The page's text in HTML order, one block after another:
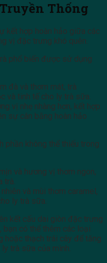
Thống
kết hợp hoàn hảo giữa các
vị đặc trưng khó quên.
phổ biến được sử dụng
đà và thơm mát, trà
và tinh tế cho ly trà sữa.
vị nhẹ nhàng hơn, kết hợp
sự cân bằng hoàn hảo
phần không thể thiếu trong
và hương vị thơm ngon,
trà.
và mùi thơm caramel,
ly trà sữa.
kết cấu dai giòn đặc trưng
bạn có thể thêm các loại
hoặc thạch trái cây để tăng
trà sữa của mình.